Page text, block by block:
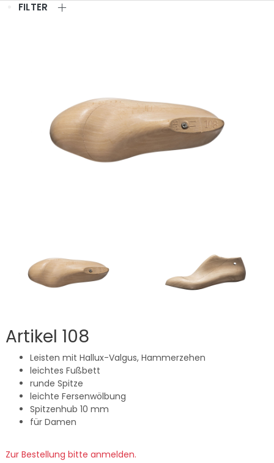
FILTER
Artikel 108
Leisten mit Hallux-Valgus, Hammerzehen
leichtes Fußbett
runde Spitze
leichte Fersenwölbung
Spitzenhub 10 mm
für Damen
Zur Bestellung bitte anmelden.